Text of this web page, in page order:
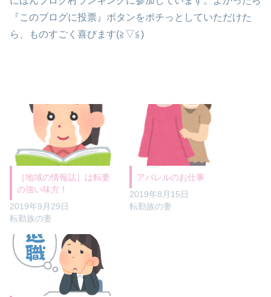
『このブログに投票』ボタンをポチっとしていただけた
ら、ものすごく喜びます(≧▽≦)
［地域の情報誌］は転妻
の強い味方！
2019年9月29日
転勤族の妻
アパレルのお仕事
2019年8月15日
転勤族の妻